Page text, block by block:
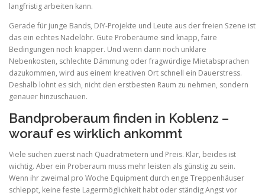
langfristig arbeiten kann.
Gerade für junge Bands, DIY-Projekte und Leute aus der freien Szene ist
das ein echtes Nadelöhr. Gute Proberäume sind knapp, faire
Bedingungen noch knapper. Und wenn dann noch unklare
Nebenkosten, schlechte Dämmung oder fragwürdige Mietabsprachen
dazukommen, wird aus einem kreativen Ort schnell ein Dauerstress.
Deshalb lohnt es sich, nicht den erstbesten Raum zu nehmen, sondern
genauer hinzuschauen.
Bandproberaum finden in Koblenz –
worauf es wirklich ankommt
Viele suchen zuerst nach Quadratmetern und Preis. Klar, beides ist
wichtig. Aber ein Proberaum muss mehr leisten als günstig zu sein.
Wenn ihr zweimal pro Woche Equipment durch enge Treppenhäuser
schleppt, keine feste Lagermöglichkeit habt oder ständig Angst vor